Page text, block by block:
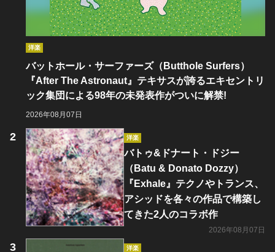
洋楽
バットホール・サーファーズ（Butthole Surfers）
『After The Astronaut』テキサスが誇るエキセントリ
ック集団による98年の未発表作がついに解禁!
2026年08月07日
洋楽
バトゥ&ドナート・ドジー
（Batu & Donato Dozzy）
『Exhale』テクノやトランス、
アシッドを各々の作品で構築し
てきた2人のコラボ作
2026年08月07日
洋楽